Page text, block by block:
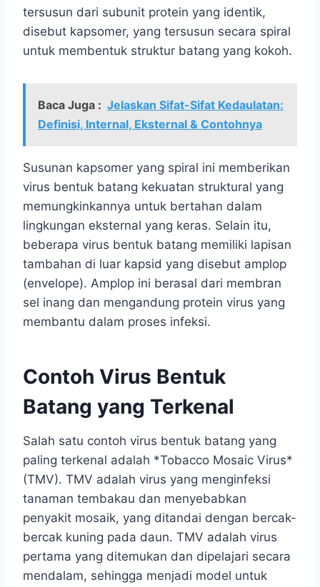
tersusun dari subunit protein yang identik,
disebut kapsomer, yang tersusun secara spiral
untuk membentuk struktur batang yang kokoh.
Baca Juga : Jelaskan Sifat-Sifat Kedaulatan:
Definisi, Internal, Eksternal & Contohnya
Susunan kapsomer yang spiral ini memberikan
virus bentuk batang kekuatan struktural yang
memungkinkannya untuk bertahan dalam
lingkungan eksternal yang keras. Selain itu,
beberapa virus bentuk batang memiliki lapisan
tambahan di luar kapsid yang disebut amplop
(envelope). Amplop ini berasal dari membran
sel inang dan mengandung protein virus yang
membantu dalam proses infeksi.
Contoh Virus Bentuk
Batang yang Terkenal
Salah satu contoh virus bentuk batang yang
paling terkenal adalah *Tobacco Mosaic Virus*
(TMV). TMV adalah virus yang menginfeksi
tanaman tembakau dan menyebabkan
penyakit mosaik, yang ditandai dengan bercak-
bercak kuning pada daun. TMV adalah virus
pertama yang ditemukan dan dipelajari secara
mendalam, sehingga menjadi model untuk